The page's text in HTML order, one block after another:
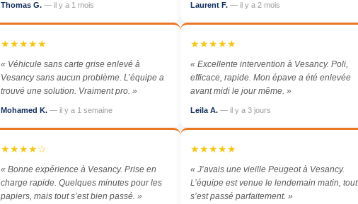
Thomas G. — il y a 1 mois Laurent F. — il y a 2 mois
★★★★★
« Véhicule sans carte grise enlevé à
Vesancy sans aucun problème. L’équipe a
trouvé une solution. Vraiment pro. »
Mohamed K. — il y a 1 semaine
★★★★★
« Excellente intervention à Vesancy. Poli,
efficace, rapide. Mon épave a été enlevée
avant midi le jour même. »
Leila A. — il y a 3 jours
★★★★☆
« Bonne expérience à Vesancy. Prise en
charge rapide. Quelques minutes pour les
papiers, mais tout s’est bien passé. »
★★★★★
« J’avais une vieille Peugeot à Vesancy.
L’équipe est venue le lendemain matin, tout
s’est passé parfaitement. »